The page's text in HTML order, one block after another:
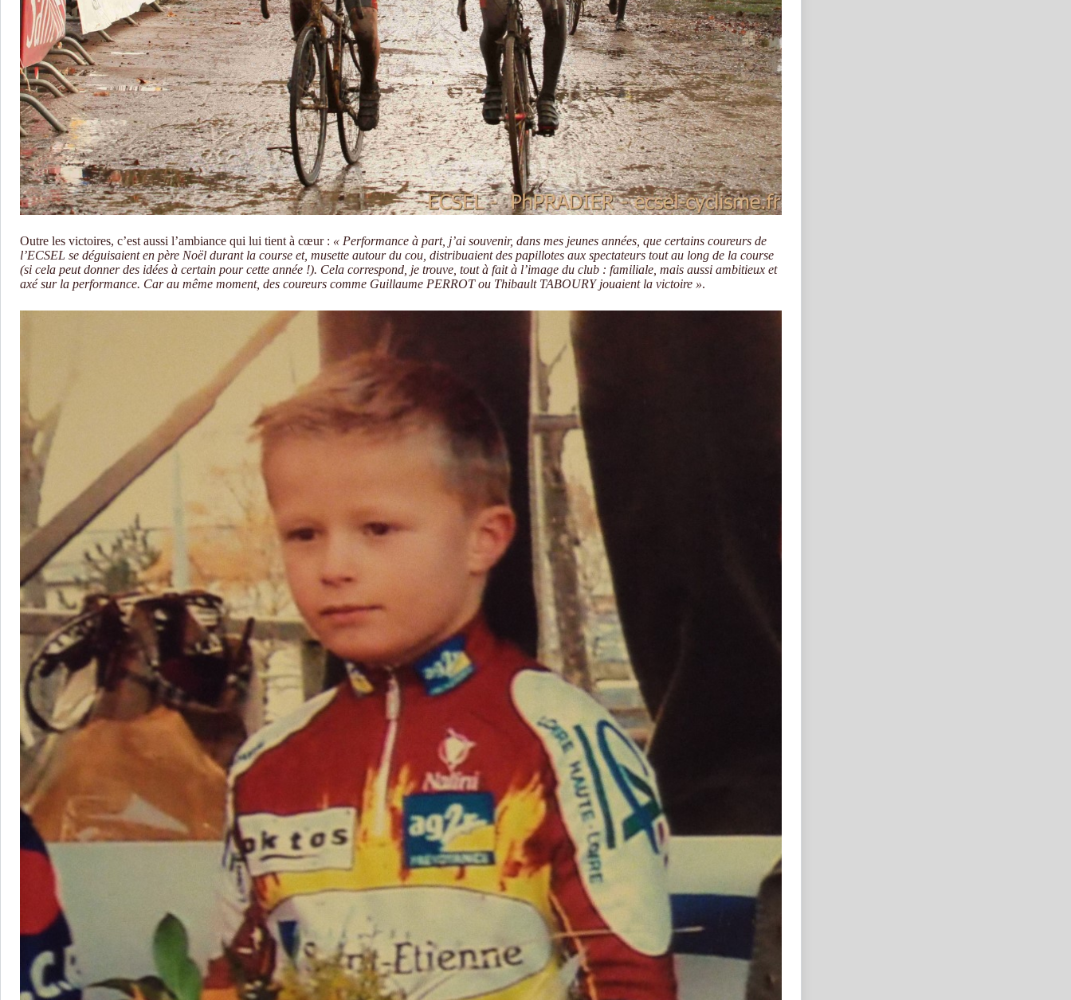
Outre les victoires, c’est aussi l’ambiance qui lui tient à cœur : « Performance à part, j’ai souvenir, dans mes jeunes années, que certains coureurs de
l’ECSEL se déguisaient en père Noël durant la course et, musette autour du cou, distribuaient des papillotes aux spectateurs tout au long de la course
(si cela peut donner des idées à certain pour cette année !). Cela correspond, je trouve, tout à fait à l’image du club : familiale, mais aussi ambitieux et
axé sur la performance. Car au même moment, des coureurs comme Guillaume PERROT ou Thibault TABOURY jouaient la victoire ».